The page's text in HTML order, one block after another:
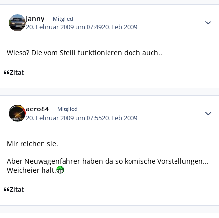
Janny Mitglied
20. Februar 2009 um 07:4920. Feb 2009
Wieso? Die vom Steili funktionieren doch auch..
Zitat
aero84 Mitglied
20. Februar 2009 um 07:5520. Feb 2009
Mir reichen sie.
Aber Neuwagenfahrer haben da so komische Vorstellungen...
Weicheier halt.
Zitat